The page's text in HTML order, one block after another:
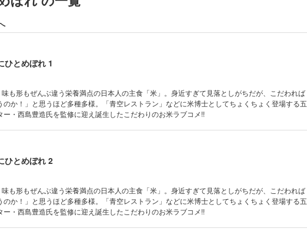
ひとめぼれ 1
も形もぜんぶ違う栄養満点の日本人の主食「米」。身近すぎて見落としがちだが、こだわれば
のか！」と思うほど多種多様。「青空レストラン」などに米博士としてちょくちょく登場する五
ー・西島豊造氏を監修に迎え誕生したこだわりのお米ラブコメ!!
ひとめぼれ 2
も形もぜんぶ違う栄養満点の日本人の主食「米」。身近すぎて見落としがちだが、こだわれば
のか！」と思うほど多種多様。「青空レストラン」などに米博士としてちょくちょく登場する五
ー・西島豊造氏を監修に迎え誕生したこだわりのお米ラブコメ!!